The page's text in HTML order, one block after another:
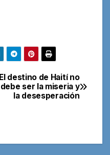
El destino de Haití no
debe ser la miseria y
la desesperación